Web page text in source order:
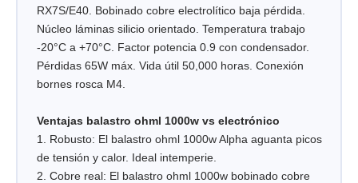
RX7S/E40. Bobinado cobre electrolítico baja pérdida.
Núcleo láminas silicio orientado. Temperatura trabajo
-20°C a +70°C. Factor potencia 0.9 con condensador.
Pérdidas 65W máx. Vida útil 50,000 horas. Conexión
bornes rosca M4.
Ventajas balastro ohml 1000w vs electrónico
1. Robusto: El balastro ohml 1000w Alpha aguanta picos
de tensión y calor. Ideal intemperie.
2. Cobre real: El balastro ohml 1000w bobinado cobre